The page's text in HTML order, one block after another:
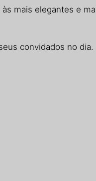
mais elegantes e
convidados no dia.